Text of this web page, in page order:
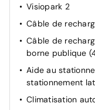
Visiopark 2
Câble de
Câble de
borne publique
Aide au
stationnement
Climatisation